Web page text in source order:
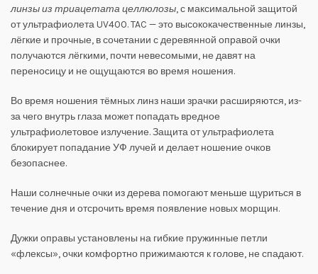
линзы из триацетата целлюлозы, с максимальной защитой
от ультрафиолета UV400. TAC — это высококачественные линзы,
лёгкие и прочные, в сочетании с деревянной оправой очки
получаются лёгкими, почти невесомыми, не давят на
переносицу и не ощущаются во время ношения.
Во время ношения тёмных линз наши зрачки расширяются, из-
за чего внутрь глаза может попадать вредное
ультрафиолетовое излучение. Защита от ультрафиолета
блокирует попадание УФ лучей и делает ношение очков
безопаснее.
Наши солнечные очки из дерева помогают меньше щуриться в
течение дня и отсрочить время появление новых морщин.
Дужки оправы установлены на гибкие пружинные петли
«флексы», очки комфортно прижимаются к голове, не спадают.